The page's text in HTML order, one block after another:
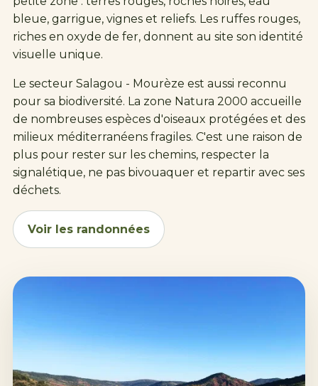
bleue, garrigue, vignes et reliefs. Les ruffes rouges,
riches en oxyde de fer, donnent au site son identité
visuelle unique.
Le secteur Salagou - Mourèze est aussi reconnu
pour sa biodiversité. La zone Natura 2000 accueille
de nombreuses espèces d'oiseaux protégées et des
milieux méditerranéens fragiles. C'est une raison de
plus pour rester sur les chemins, respecter la
signalétique, ne pas bivouaquer et repartir avec ses
déchets.
Voir les randonnées